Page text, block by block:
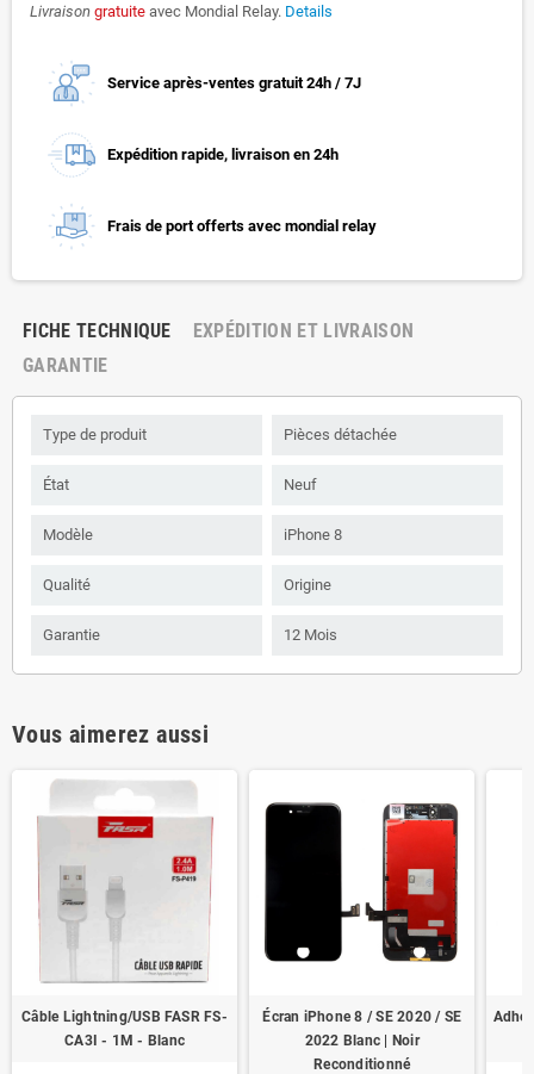
Livraison gratuite avec Mondial Relay. Details
Service après-ventes gratuit 24h / 7J
Expédition rapide, livraison en 24h
Frais de port offerts avec mondial relay
FICHE TECHNIQUE
EXPÉDITION ET LIVRAISON
GARANTIE
Type de produit Pièces détachée
État Neuf
Modèle iPhone 8
Qualité Origine
Garantie 12 Mois
Vous aimerez aussi
Câble Lightning/USB FASR FS-
CA3I - 1M - Blanc
Écran iPhone 8 / SE 2020 / SE
2022 Blanc | Noir
Reconditionné